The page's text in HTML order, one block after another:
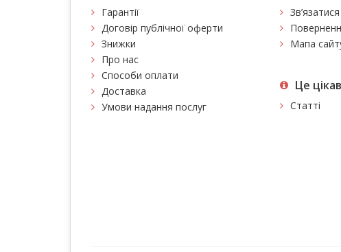
Гарантії
Договір публічної оферти
Знижки
Про нас
Способи оплати
Доставка
Умови надання послуг
Мапа
Це
Статті